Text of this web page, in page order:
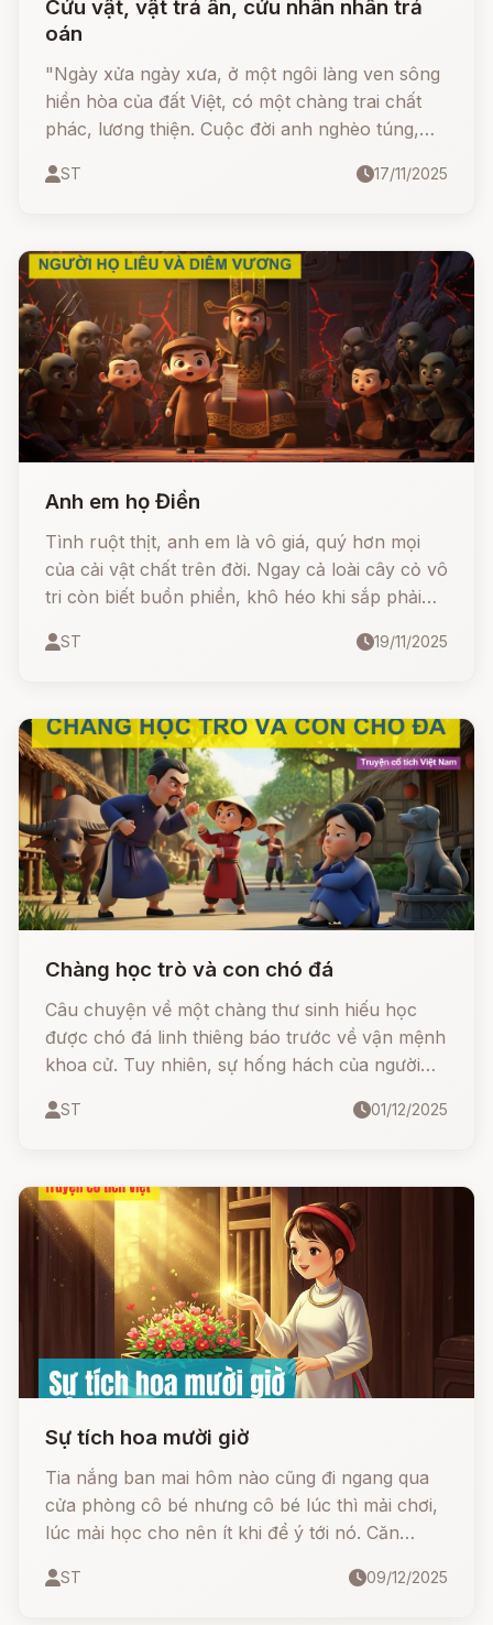
Cứu vật, vật trả ân, cứu nhân nhân trả
oán
"Ngày xửa ngày xưa, ở một ngôi làng ven sông
hiền hòa của đất Việt, có một chàng trai chất
phác, lương thiện. Cuộc đời anh nghèo túng,
lòng ấy đã dệt nên một câu chuyện kỳ diệu
Nhân Trả Oán.
ST 17/11/2025
Anh em họ Điền
Tình ruột thịt, anh em là vô giá, quý hơn mọi
của cải vật chất trên đời. Ngay cả loài cây cỏ vô
tri còn biết buồn phiền, khô héo khi sắp phải
và giữ gìn tình thân, sự sum họp trong gia đình
ST 19/11/2025
Chàng học trò và con chó đá
Câu chuyện về một chàng thư sinh hiếu học
được chó đá linh thiêng báo trước về vận mệnh
khoa cử. Tuy nhiên, sự hống hách của người
có thể lấy lại được công danh nhờ sự tu thân
ST 01/12/2025
Sự tích hoa mười giờ
Tia nắng ban mai hôm nào cũng đi ngang qua
cửa phòng cô bé nhưng cô bé lúc thì mải chơi,
lúc mải học cho nên ít khi để ý tới nó. Căn
ở đó ba của cô bé đã trồng rất nhiều loài hoa
ST 09/12/2025